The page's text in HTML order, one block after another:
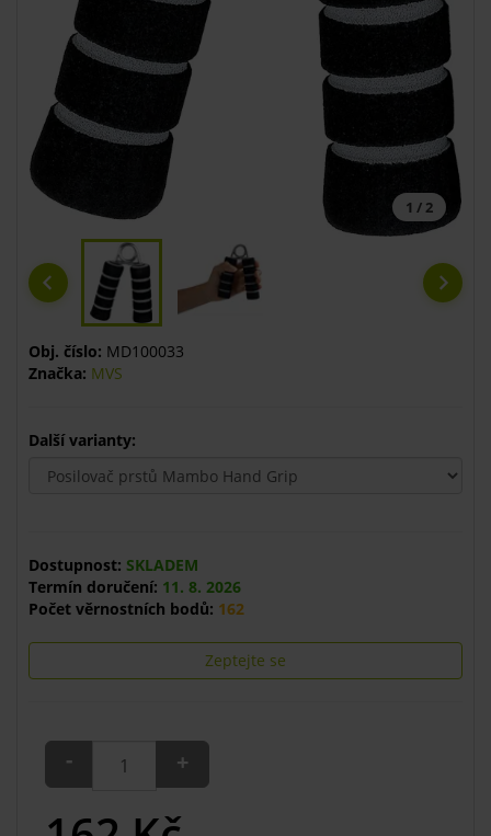
1 / 2
Obj. číslo: MD100033
Značka: MVS
Další varianty:
Dostupnost: SKLADEM
Termín doručení: 11. 8. 2026
Počet věrnostních bodů: 162
Zeptejte se
- +